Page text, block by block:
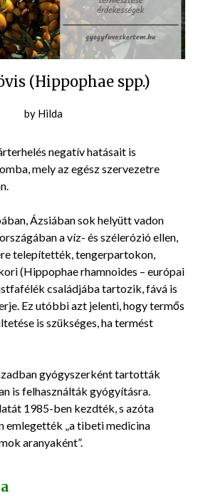
(Hippophae spp.)
Posted
2016-
05-
by Hilda
negatív hatásait is
mely az egész szervezetre
Ázsiában sok helyütt vadon
a víz- és szélerózió ellen,
telepítették, tengerpartokon,
(Hippophae rhamnoides – európai
családjába tartozik, fává is
Ez utóbbi azt jelenti, hogy termős
is szükséges, ha termést
gyógyszerként tartották
is felhasználták gyógyításra.
1985-ben kezdték, s azóta
emlegették „a tibeti medicina
aranyaként”.